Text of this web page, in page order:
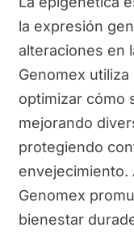
la expresión
alteraciones en
Genomex
optimizar cómo
mejorando
protegiendo
envejecimiento.
Genomex
bienestar